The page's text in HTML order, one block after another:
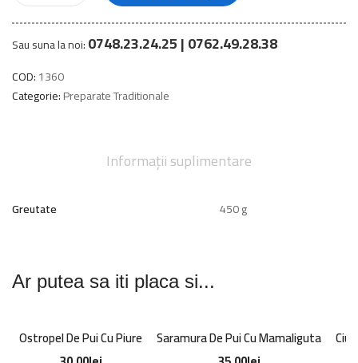
Sau suna la noi:0748.23.24.25 | 0762.49.28.38
COD:1360
Categorie:Preparate Traditionale
Informații suplimentare
Greutate 450 g
Ar putea sa iti placa si...
Ostropel De Pui Cu Piure
Saramura De Pui Cu Mamaliguta